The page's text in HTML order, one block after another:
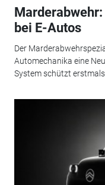
bei E-Autos
Der
Automechanika eine
System schützt erstmals